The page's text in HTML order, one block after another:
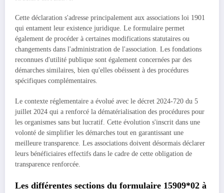
Cette déclaration s'adresse principalement aux associations loi 1901
qui entament leur existence juridique. Le formulaire permet
également de procéder à certaines modifications statutaires ou
changements dans l'administration de l'association. Les fondations
reconnues d'utilité publique sont également concernées par des
démarches similaires, bien qu'elles obéissent à des procédures
spécifiques complémentaires.
Le contexte réglementaire a évolué avec le décret 2024-720 du 5
juillet 2024 qui a renforcé la dématérialisation des procédures pour
les organismes sans but lucratif. Cette évolution s'inscrit dans une
volonté de simplifier les démarches tout en garantissant une
meilleure transparence. Les associations doivent désormais déclarer
leurs bénéficiaires effectifs dans le cadre de cette obligation de
transparence renforcée.
Les différentes sections du formulaire 15909*02 à